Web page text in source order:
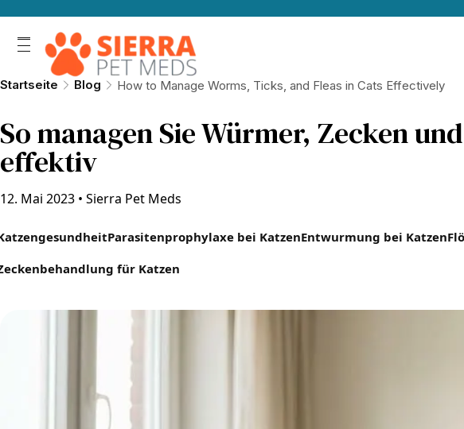
Startseite Blog How to Manage Worms, Ticks, and Fleas in Cats Effectively
So managen Sie Würmer, Zecken
effektiv
12. Mai 2023 • Sierra Pet Meds
Parasitenprophylaxe bei KatzenEntwurmung bei Katzen
für Katzen